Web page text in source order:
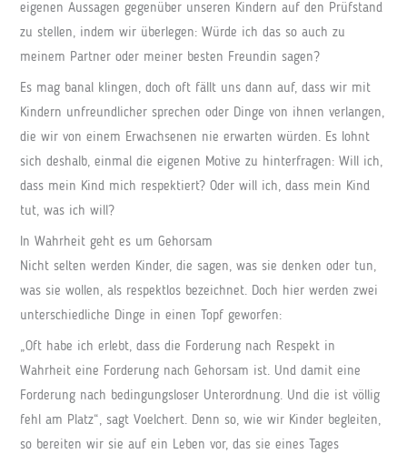
eigenen Aussagen gegenüber unseren Kindern auf den Prüfstand
zu stellen, indem wir überlegen: Würde ich das so auch zu
meinem Partner oder meiner besten Freundin sagen?
Es mag banal klingen, doch oft fällt uns dann auf, dass wir mit
Kindern unfreundlicher sprechen oder Dinge von ihnen verlangen,
die wir von einem Erwachsenen nie erwarten würden. Es lohnt
sich deshalb, einmal die eigenen Motive zu hinterfragen: Will ich,
dass mein Kind mich respektiert? Oder will ich, dass mein Kind
tut, was ich will?
In Wahrheit geht es um Gehorsam
Nicht selten werden Kinder, die sagen, was sie denken oder tun,
was sie wollen, als respektlos bezeichnet. Doch hier werden zwei
unterschiedliche Dinge in einen Topf geworfen:
„Oft habe ich erlebt, dass die Forderung nach Respekt in
Wahrheit eine Forderung nach Gehorsam ist. Und damit eine
Forderung nach bedingungsloser Unterordnung. Und die ist völlig
fehl am Platz“, sagt Voelchert. Denn so, wie wir Kinder begleiten,
so bereiten wir sie auf ein Leben vor, das sie eines Tages